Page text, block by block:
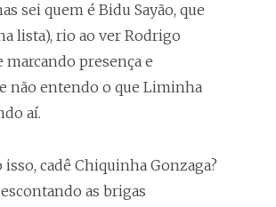
sei quem é Bidu Sayão, que
lista), rio ao ver Rodrigo
marcando presença e
não entendo o que Liminha
aí.
cadê Chiquinha Gonzaga?
as brigas